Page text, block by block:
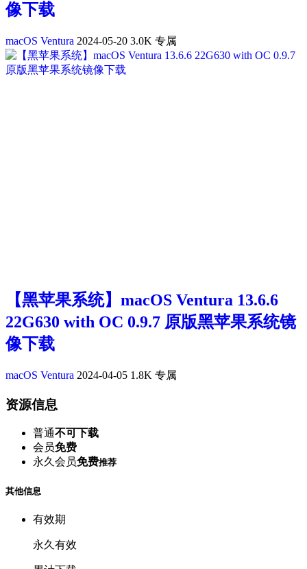
像下载
macOS Ventura 2024-05-20 3.0K 专属
【黑苹果系统】macOS Ventura 13.6.6
22G630 with OC 0.9.7 原版黑苹果系统镜
像下载
macOS Ventura 2024-04-05 1.8K 专属
资源信息
普通不可下载
会员免费
永久会员免费推荐
其他信息
有效期
永久有效